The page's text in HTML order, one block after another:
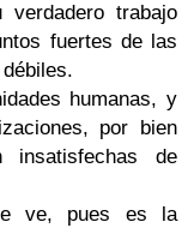
trabajo
fuertes de las
humanas, y
por bien
insatisfechas de
ve, pues es la